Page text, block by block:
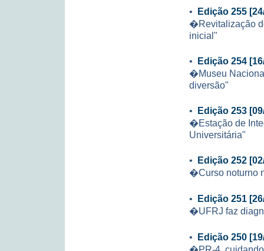
• Edição 255
�Revitalização
inicial"
• Edição 254
�Museu
diversão"
• Edição 253
�Estação de
Universitária"
• Edição 252
�Curso noturno
• Edição 251
�UFRJ faz
• Edição 250